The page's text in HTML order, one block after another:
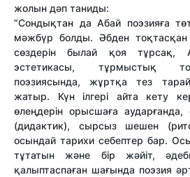
жолын дәп таниды:
“Сондықтан да Абай поэзияға
мәжбүр болды. Әбден
сөздерін былай қоя тұрсақ,
эстетикасы, тұрмыстық
поэзиясында, жұртқа тез
жатыр. Күн ілгері айта кету
өлеңдерін орысшаға
(дидактик), сырсыз шешен
осындай тарихи себептер бар.
тұтатын және бір жәйіт,
қалыптаспаған шағында поэзия